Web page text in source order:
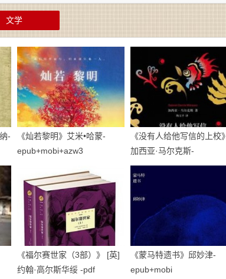
文学
-
《灿若黎明》艾米•哈蒙-
epub+mobi+azw3
《没有人给他写信的上校》
加西亚·马尔克斯-
epub+mobi+azw3
《福尔赛世家（3部）》 [英]
约翰·高尔斯华绥 -pdf
《蒙马特遗书》邱妙津-
epub+mobi